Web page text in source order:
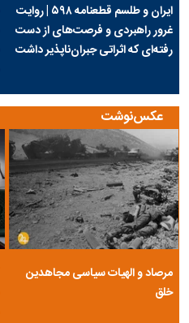
ایران و طلسم قطعنامه ۵۹۸ | روایت
غرور راهبردی و فرصت‌های از دست
رفته‌ای که اثراتی جبران‌ناپذیر داشت
عکس‌نوشت
مرصاد و الهیات سیاسی مجاهدین
خلق